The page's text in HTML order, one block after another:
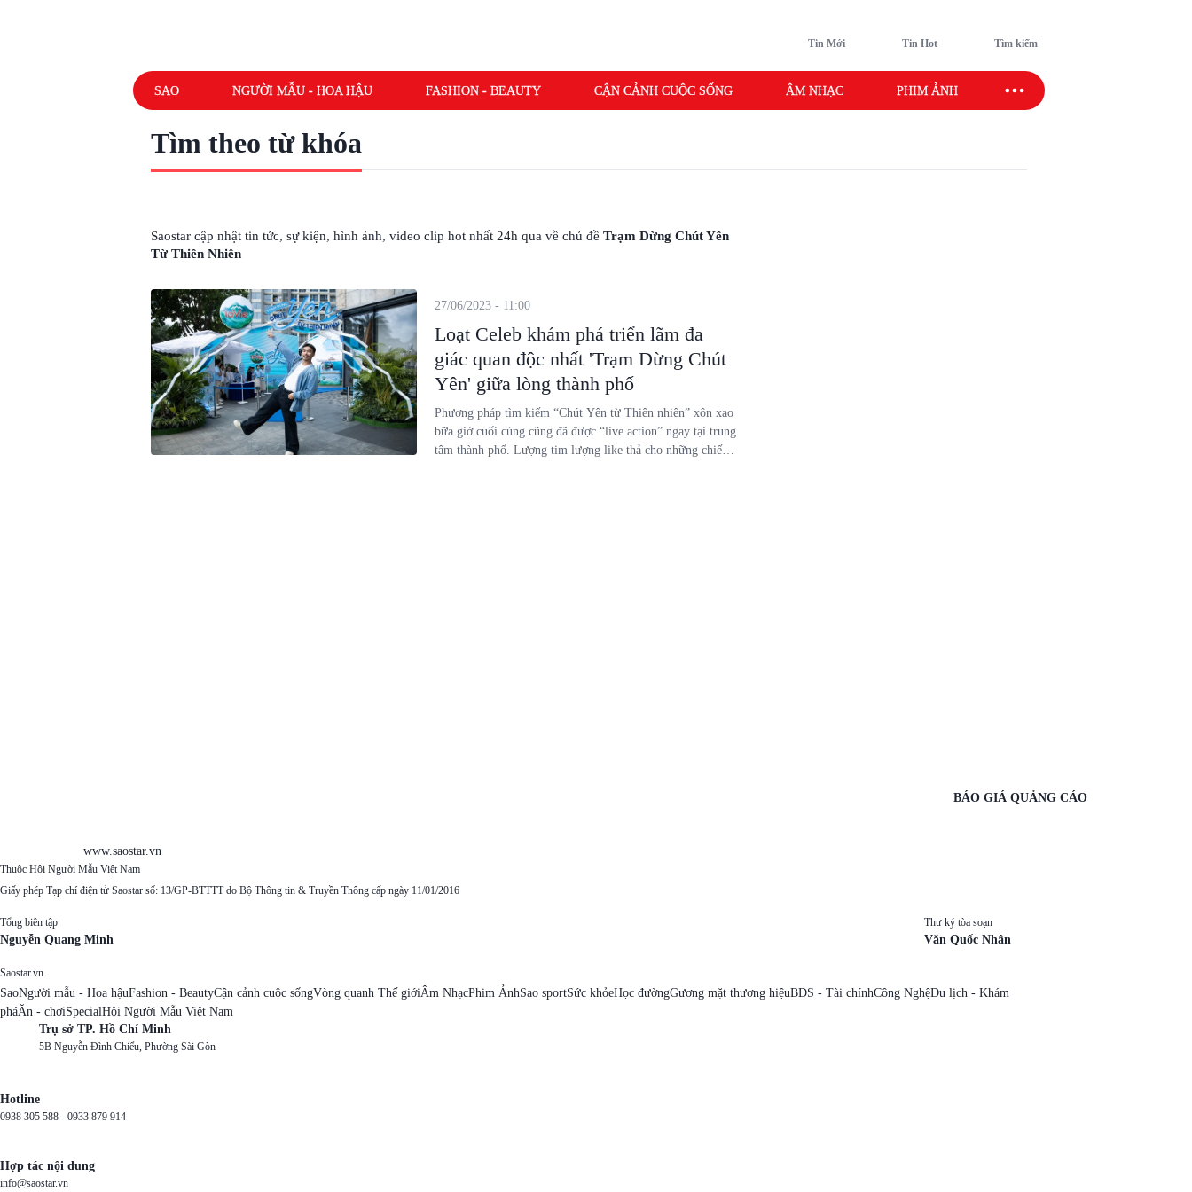
Tin Mới Tin Hot Tìm kiếm
SAO NGƯỜI MẪU - HOA HẬU FASHION - BEAUTY CẬN CẢNH CUỘC SỐNG ÂM NHẠC PHIM ẢNH SAO SPORT
Tìm theo từ khóa
Saostar cập nhật tin tức, sự kiện, hình ảnh, video clip hot nhất 24h qua về chủ đề Trạm Dừng Chút Yên
Từ Thiên Nhiên
Loạt Celeb khám phá triển lãm đa
giác quan độc nhất 'Trạm Dừng Chút
Yên' giữa lòng thành phố
27/06/2023 - 11:00
Phương pháp tìm kiếm “Chút Yên từ Thiên nhiên” xôn xao
bữa giờ cuối cùng cũng đã được “live action” ngay tại trung
tâm thành phố. Lượng tim lượng like thả cho những chiếc
www.saostar.vn
BÁO GIÁ QUẢNG CÁO
Thuộc Hội Người Mẫu Việt Nam
Giấy phép Tạp chí điện tử Saostar số: 13/GP-BTTTT do Bộ Thông tin & Truyền Thông cấp ngày 11/01/2016
Tổng biên tập
Nguyễn Quang Minh
Thư ký tòa soạn
Văn Quốc Nhân
Saostar.vn
SaoNgười mẫu - Hoa hậuFashion - BeautyCận cảnh cuộc sốngVòng quanh Thế giớiÂm NhạcPhim ẢnhSao sportSức khỏeHọc đườngGương mặt thương hiệuBĐS - Tài chínhCông NghệDu lịch - Khám
pháĂn - chơiSpecialHội Người Mẫu Việt Nam
Trụ sở TP. Hồ Chí Minh
5B Nguyễn Đình Chiểu, Phường Sài Gòn
Hotline
0938 305 588 - 0933 879 914
Hợp tác nội dung
info@saostar.vn